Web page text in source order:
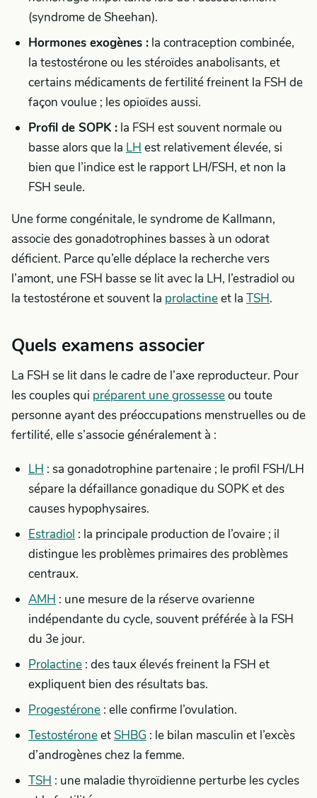
(syndrome de Sheehan).
Hormones exogènes : la contraception combinée,
la testostérone ou les stéroïdes anabolisants, et
certains médicaments de fertilité freinent la FSH de
façon voulue ; les opioïdes aussi.
Profil de SOPK : la FSH est souvent normale ou
basse alors que la LH est relativement élevée, si
bien que l’indice est le rapport LH/FSH, et non la
FSH seule.
Une forme congénitale, le syndrome de Kallmann,
associe des gonadotrophines basses à un odorat
déficient. Parce qu’elle déplace la recherche vers
l’amont, une FSH basse se lit avec la LH, l’estradiol ou
la testostérone et souvent la prolactineet la TSH.
Quels examens associer
La FSH se lit dans le cadre de l’axe reproducteur. Pour
les couples qui préparent une grossesseou toute
personne ayant des préoccupations menstruelles ou de
fertilité, elle s’associe généralement à :
LH : sa gonadotrophine partenaire ; le profil FSH/LH
sépare la défaillance gonadique du SOPK et des
causes hypophysaires.
Estradiol : la principale production de l’ovaire ; il
distingue les problèmes primaires des problèmes
centraux.
AMH : une mesure de la réserve ovarienne
indépendante du cycle, souvent préférée à la FSH
du 3e jour.
Prolactine : des taux élevés freinent la FSH et
expliquent bien des résultats bas.
Progestérone : elle confirme l’ovulation.
TestostéroneetSHBG : le bilan masculin et l’excès
d’androgènes chez la femme.
TSH : une maladie thyroïdienne perturbe les cycles